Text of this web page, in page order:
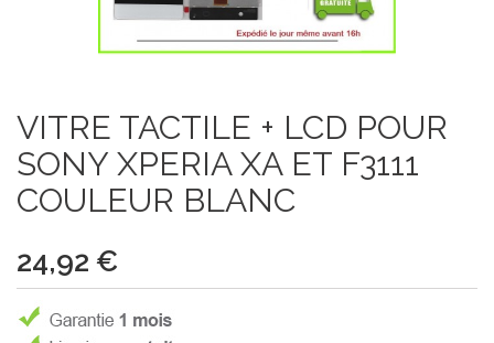
VITRE TACTILE + LCD POUR
SONY XPERIA XA ET F3111
COULEUR BLANC
24,92 €